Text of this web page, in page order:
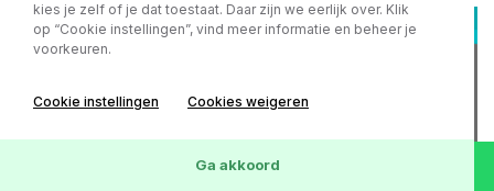
kies je zelf of je dat toestaat. Daar zijn we eerlijk over. Klik
op “Cookie instellingen”, vind meer informatie en beheer je
voorkeuren.
Cookie instellingen Cookies weigeren
Ga akkoord